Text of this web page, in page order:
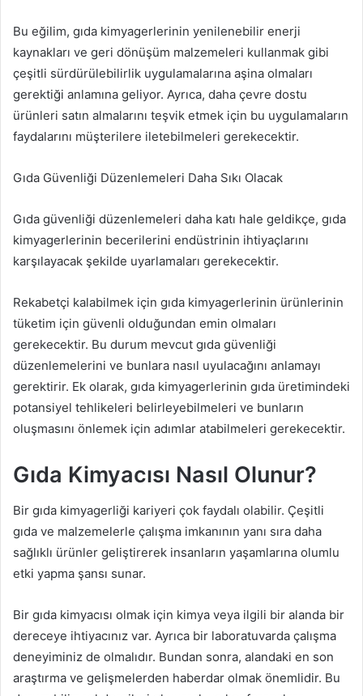
Bu eğilim, gıda kimyagerlerinin yenilenebilir enerji
kaynakları ve geri dönüşüm malzemeleri kullanmak gibi
çeşitli sürdürülebilirlik uygulamalarına aşina olmaları
gerektiği anlamına geliyor. Ayrıca, daha çevre dostu
ürünleri satın almalarını teşvik etmek için bu uygulamaların
faydalarını müşterilere iletebilmeleri gerekecektir.
Gıda Güvenliği Düzenlemeleri Daha Sıkı Olacak
Gıda güvenliği düzenlemeleri daha katı hale geldikçe, gıda
kimyagerlerinin becerilerini endüstrinin ihtiyaçlarını
karşılayacak şekilde uyarlamaları gerekecektir.
Rekabetçi kalabilmek için gıda kimyagerlerinin ürünlerinin
tüketim için güvenli olduğundan emin olmaları
gerekecektir. Bu durum mevcut gıda güvenliği
düzenlemelerini ve bunlara nasıl uyulacağını anlamayı
gerektirir. Ek olarak, gıda kimyagerlerinin gıda üretimindeki
potansiyel tehlikeleri belirleyebilmeleri ve bunların
oluşmasını önlemek için adımlar atabilmeleri gerekecektir.
Gıda Kimyacısı Nasıl Olunur?
Bir gıda kimyagerliği kariyeri çok faydalı olabilir. Çeşitli
gıda ve malzemelerle çalışma imkanının yanı sıra daha
sağlıklı ürünler geliştirerek insanların yaşamlarına olumlu
etki yapma şansı sunar.
Bir gıda kimyacısı olmak için kimya veya ilgili bir alanda bir
dereceye ihtiyacınız var. Ayrıca bir laboratuvarda çalışma
deneyiminiz de olmalıdır. Bundan sonra, alandaki en son
araştırma ve gelişmelerden haberdar olmak önemlidir. Bu